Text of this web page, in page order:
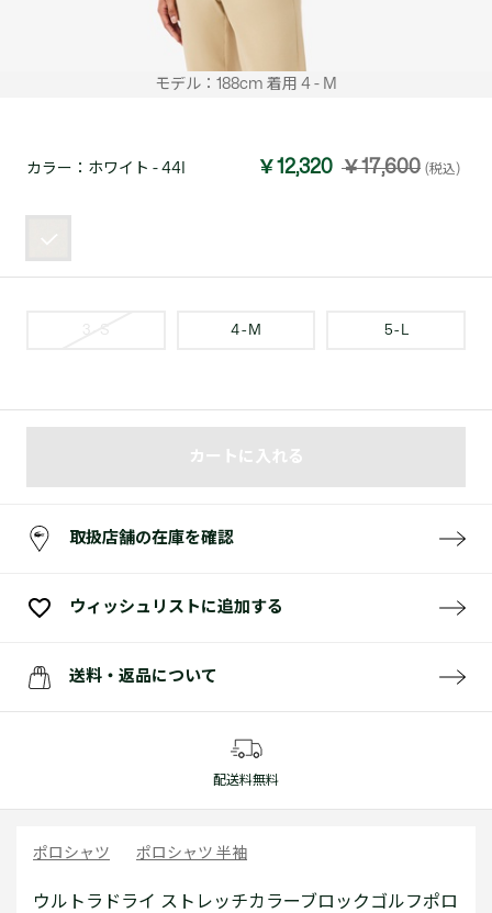
モデル：188cm 着用 4 - M
カラー： ホワイト - 44I ￥12,320 ￥17,600 (税込)
3 - S 4 - M 5 - L
カートに入れる
取扱店舗の在庫を確認
ウィッシュリストに追加する
送料・返品について
配送料無料
ポロシャツ ポロシャツ 半袖
ウルトラドライ ストレッチカラーブロックゴルフポロ